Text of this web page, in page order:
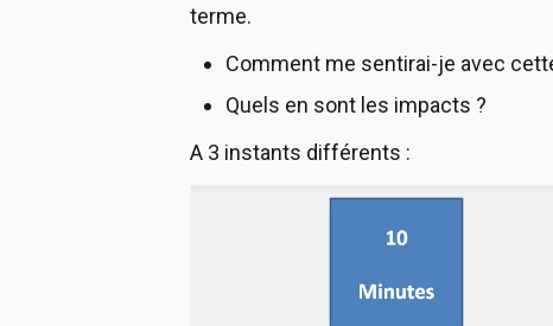
terme.
Comment me sentirai-je avec
Quels en sont les impacts ?
A 3 instants différents :